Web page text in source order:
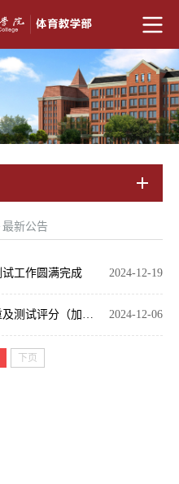
最新公告
2024-12-19
工作圆满完成
2024-12-06
下页